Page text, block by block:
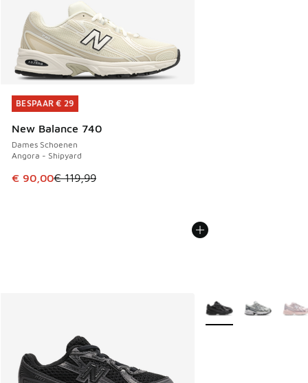
BESPAAR € 29
New Balance 740
Dames Schoenen
Angora - Shipyard
Dit artikel is in de uitverkoop. Dit artikel is in de
€ 90,00€ 119,99
BESPAAR € 29
Meer kleuren